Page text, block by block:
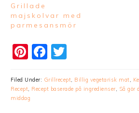
Grillade
majskolvar med
parmesansmör
Pinterest
Facebook
Filed Under: Grillrecept Billig vegetarisk mat
Recept Recept baserade på ingredienser Så gör
middag